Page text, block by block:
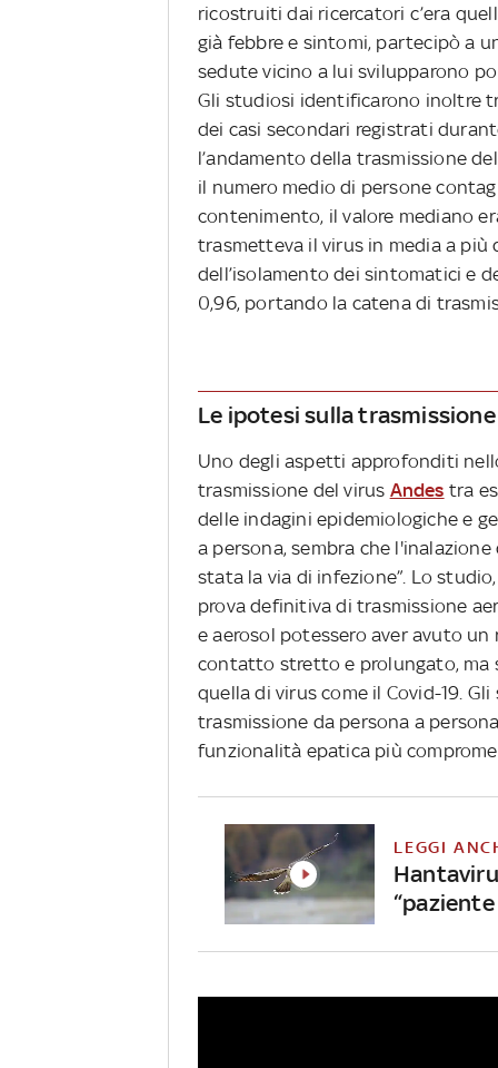
ricostruiti dai ricercatori c’era
già febbre e sintomi, partecipò a
sedute vicino a lui svilupparono
Gli studiosi identificarono inoltre
dei casi secondari registrati
l’andamento della trasmissione
il numero medio di persone
contenimento, il valore mediano
trasmetteva il virus in media a più
dell’isolamento dei sintomatici e
0,96, portando la catena di
Le ipotesi sulla
Uno degli aspetti approfonditi
trasmissione del virus Andes tra
delle indagini epidemiologiche e
a persona, sembra che
stata la via di infezione”. Lo
prova definitiva di trasmissione
e aerosol potessero aver avuto
contatto stretto e prolungato, ma
quella di virus come il Covid-19.
trasmissione da persona a
funzionalità epatica più
LEGGI